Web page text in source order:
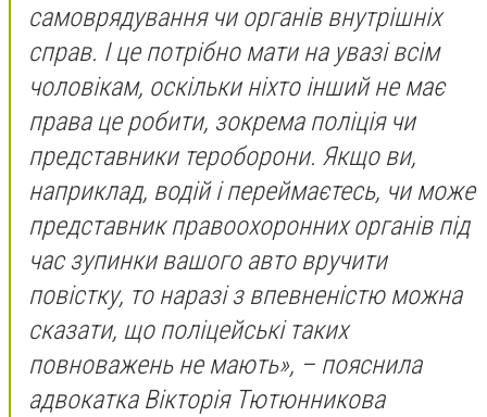
самоврядування чи органів внутрішніх
справ. І це потрібно мати на увазі всім
чоловікам, оскільки ніхто інший не має
права це робити, зокрема поліція чи
представники тероборони. Якщо ви,
наприклад, водій і переймаєтесь, чи може
представник правоохоронних органів під
час зупинки вашого авто вручити
повістку, то наразі з впевненістю можна
сказати, що поліцейські таких
повноважень не мають», – пояснила
адвокатка Вікторія Тютюнникова